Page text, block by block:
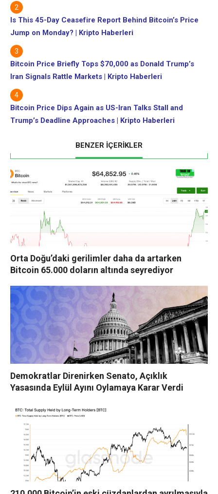
Is This 45-Day Ceasefire Report Behind Bitcoin’s Price
Jump on Monday? | Kripto Haberleri
Bitcoin Price Briefly Tops $70,000 as Donald Trump’s
Iran Signals Rattle Markets | Kripto Haberleri
Bitcoin Price Dips Again as US-Iran Talks Stall and
Trump’s Deadline Approaches | Kripto Haberleri
BENZER İÇERİKLER
Orta Doğu’daki gerilimler daha da artarken
Bitcoin 65.000 doların altında seyrediyor
Demokratlar Direnirken Senato, Açıklık
Yasasında Eylül Ayını Oylamaya Karar Verdi